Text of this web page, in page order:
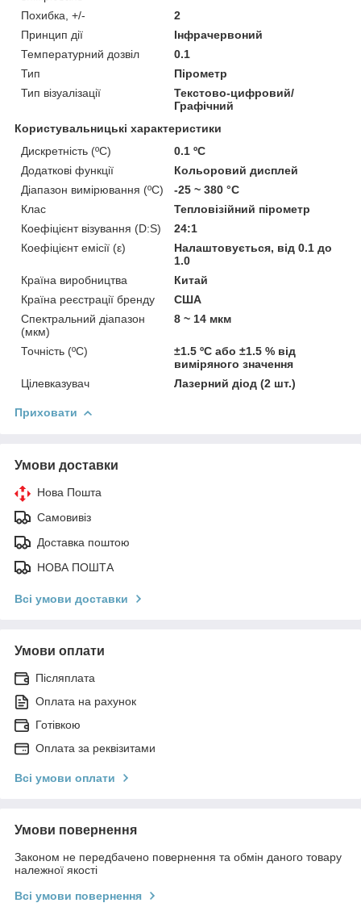
Похибка, +/-
2
Принцип дії
Інфрачервоний
Температурний дозвіл
0.1
Тип
Пірометр
Тип візуалізації
Текстово-цифровий/
Графічний
Користувальницькі характеристики
Дискретність (ºC)
0.1 ºC
Додаткові функції
Кольоровий дисплей
Діапазон вимірювання (ºC)
-25 ~ 380 °C
Клас
Тепловізійний пірометр
Коефіцієнт візування (D:S)
24:1
Коефіцієнт емісії (ε)
Налаштовується, від 0.1 до
1.0
Країна виробництва
Китай
Країна реєстрації бренду
США
Спектральний діапазон
(мкм)
8 ~ 14 мкм
Точність (ºC)
±1.5 ºC або ±1.5 % від
виміряного значення
Цілевказувач
Лазерний діод (2 шт.)
Приховати
Умови доставки
Нова Пошта
Самовивіз
Доставка поштою
НОВА ПОШТА
Всі умови доставки
Умови оплати
Післяплата
Оплата на рахунок
Готівкою
Оплата за реквізитами
Всі умови оплати
Умови повернення
Законом не передбачено повернення та обмін даного товару
належної якості
Всі умови повернення